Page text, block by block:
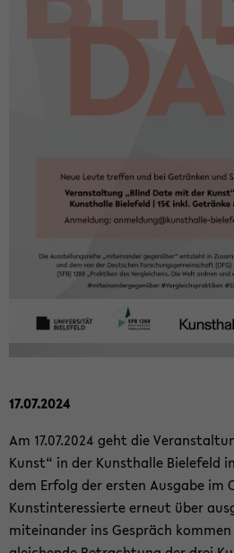
17.07.2024
Am 17.07.2024 geht die
Kunst“ in der Kunst­hal­le Bie­le­feld
dem Er­folg der ers­ten Aus­ga­be im
Kunst­in­ter­es­sier­te er­neut über
mit­ein­an­der ins Ge­spräch